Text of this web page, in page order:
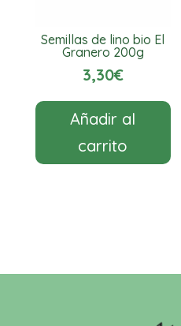
Semillas de lino bio El
Granero 200g
3,30€
Añadir al
carrito